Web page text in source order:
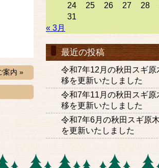
案内 »
24
25 26 27 28
31
« 3月
最近の投稿
令和7年12月の秋田スギ原
移を更新いたしました
令和7年11月の秋田スギ原
移を更新いたしました
令和7年6月の秋田スギ原
を更新いたしました